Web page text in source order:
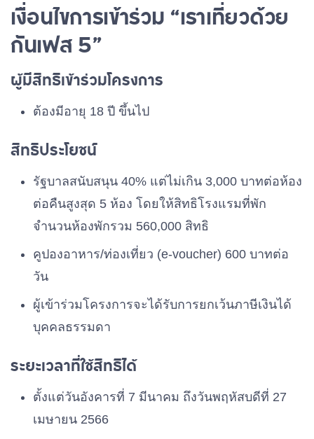
เงื่อนไขการเข้าร่วม “เราเที่ยวด้วย
กันเฟส 5”
ผู้มีสิทธิเข้าร่วมโครงการ
ต้องมีอายุ 18 ปี ขึ้นไป
สิทธิประโยชน์
รัฐบาลสนับสนุน 40% แต่ไม่เกิน 3,000 บาทต่อห้อง
ต่อคืนสูงสุด 5 ห้อง โดยให้สิทธิโรงแรมที่พัก
จำนวนห้องพักรวม 560,000 สิทธิ
คูปองอาหาร/ท่องเที่ยว (e-voucher) 600 บาทต่อ
วัน
ผู้เข้าร่วมโครงการจะได้รับการยกเว้นภาษีเงินได้
บุคคลธรรมดา
ระยะเวลาที่ใช้สิทธิได้
ตั้งแต่วันอังคารที่ 7 มีนาคม ถึงวันพฤหัสบดีที่ 27
เมษายน 2566